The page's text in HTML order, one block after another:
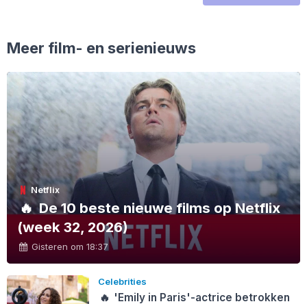
Meer film- en serienieuws
Netflix
🔥De 10 beste nieuwe films op Netflix
(week 32, 2026)
Gisteren om 18:37
Celebrities
🔥 'Emily in Paris'-actrice betrokken